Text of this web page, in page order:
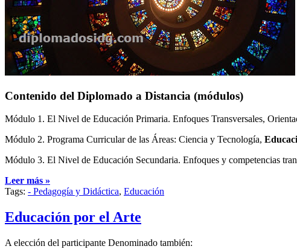
Contenido del Diplomado a Distancia (módulos)
Módulo 1. El Nivel de Educación Primaria. Enfoques Transversales,
Módulo 2. Programa Curricular de las Áreas: Ciencia y Tecnología,
Módulo 3. El Nivel de Educación Secundaria. Enfoques y competencias
Leer más »
Tags: - Pedagogía y Didáctica, Educación
Educación por el Arte
A elección del participante Denominado también: